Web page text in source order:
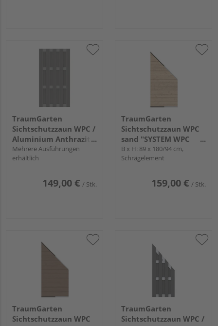
TraumGarten
Sichtschutzzaun WPC /
Aluminium Anthrazit
"JUMBO WPC"
Mehrere Ausführungen
erhältlich
149,00 € / Stk.
TraumGarten
Sichtschutzzaun WPC
sand "SYSTEM WPC
CLASSIC"
B x H: 89 x 180/94 cm,
Schrägelement
159,00 € / Stk.
TraumGarten
Sichtschutzzaun WPC
TraumGarten
Sichtschutzzaun WPC /